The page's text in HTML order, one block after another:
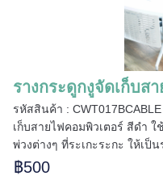
รางกระดูกงูจัดเก็บส
รหัสสินค้า :
เก็บสายไฟคอมพิวเตอร์ สีดำ
พ่วงต่างๆ ที่ระเกะระกะ ให้เป็น
฿500